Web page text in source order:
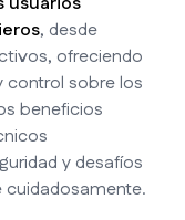
, desde
ofreciendo
control sobre los
beneficios
y desafíos
cuidadosamente.